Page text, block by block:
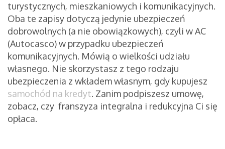
turystycznych, mieszkaniowych i komunikacyjnych.
Oba te zapisy dotyczą jedynie ubezpieczeń
dobrowolnych (a nie obowiązkowych), czyli w AC
(Autocasco) w przypadku ubezpieczeń
komunikacyjnych. Mówią o wielkości udziału
własnego. Nie skorzystasz z tego rodzaju
ubezpieczenia z wkładem własnym, gdy kupujesz
samochód na kredyt. Zanim podpiszesz umowę,
zobacz, czy franszyza integralna i redukcyjna Ci się
opłaca.